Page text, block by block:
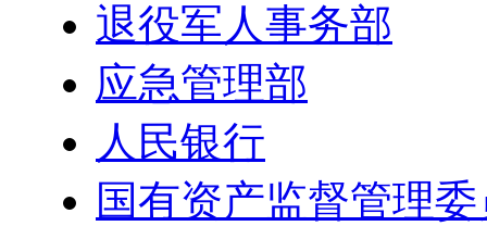
退役军人事务部
应急管理部
人民银行
国有资产监督管理